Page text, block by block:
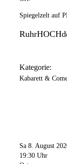
Spiegelzelt auf
Kategorie:
Kabarett &
Sa 8. August
19:30 Uhr